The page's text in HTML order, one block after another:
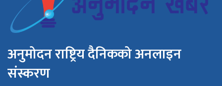
अनुमोदन राष्ट्रिय दैनिकको अनलाइन
संस्करण